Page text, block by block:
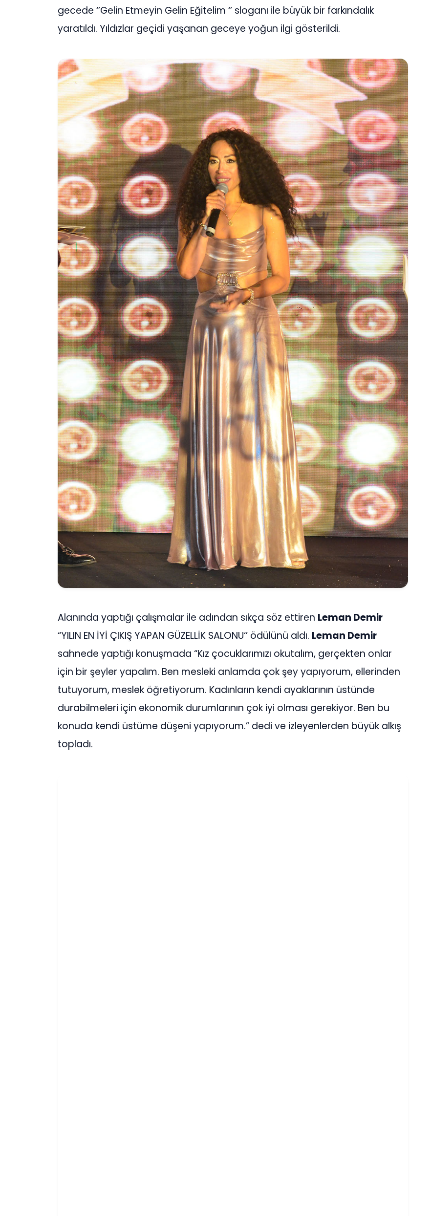
gecede ‘’Gelin Etmeyin Gelin Eğitelim ‘’ sloganı ile büyük bir farkındalık
yaratıldı. Yıldızlar geçidi yaşanan geceye yoğun ilgi gösterildi.
Alanında yaptığı çalışmalar ile adından sıkça söz ettiren Leman Demir
“YILIN EN İYİ ÇIKIŞ YAPAN GÜZELLİK SALONU‘’ ödülünü aldı. Leman Demir
sahnede yaptığı konuşmada “Kız çocuklarımızı okutalım, gerçekten onlar
için bir şeyler yapalım. Ben mesleki anlamda çok şey yapıyorum, ellerinden
tutuyorum, meslek öğretiyorum. Kadınların kendi ayaklarının üstünde
durabilmeleri için ekonomik durumlarının çok iyi olması gerekiyor. Ben bu
konuda kendi üstüme düşeni yapıyorum.” dedi ve izleyenlerden büyük alkış
topladı.